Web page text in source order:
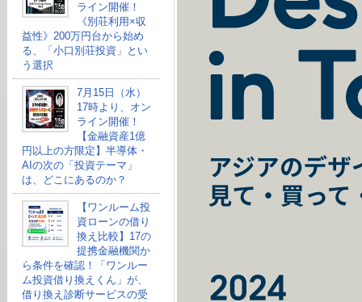
ライン開催！
《別荘利用×収
益性》200万円台から始め
る、「小口別荘投資」とい
う選択
7月15日（水）
17時より、オン
ライン開催！
【金融資産1億
円以上の方限定】半導体・
AIの次の「投資テーマ」
は、どこにあるのか？
【ワンルーム投
資ローンの借り
換え比較】17の
提携金融機関か
ら条件を確認！「ワンルー
ム投資借り換えくん」が、
借り換え診断サービスの受